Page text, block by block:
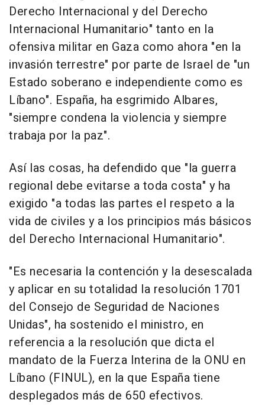
Derecho Internacional y del Derecho
Internacional Humanitario" tanto en la
ofensiva militar en Gaza como ahora "en la
invasión terrestre" por parte de Israel de "un
Estado soberano e independiente como es
Líbano". España, ha esgrimido Albares,
"siempre condena la violencia y siempre
trabaja por la paz".
Así las cosas, ha defendido que "la guerra
regional debe evitarse a toda costa" y ha
exigido "a todas las partes el respeto a la
vida de civiles y a los principios más básicos
del Derecho Internacional Humanitario".
"Es necesaria la contención y la desescalada
y aplicar en su totalidad la resolución 1701
del Consejo de Seguridad de Naciones
Unidas", ha sostenido el ministro, en
referencia a la resolución que dicta el
mandato de la Fuerza Interina de la ONU en
Líbano (FINUL), en la que España tiene
desplegados más de 650 efectivos.